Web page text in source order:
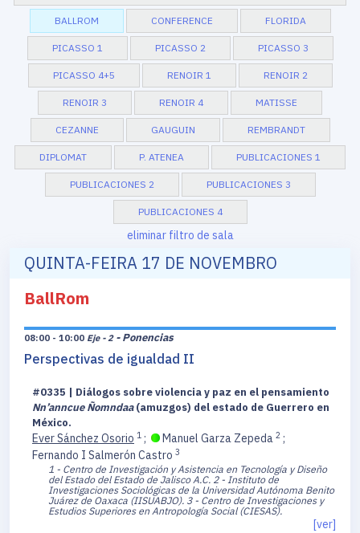
BALLROM CONFERENCE FLORIDA
PICASSO 1 PICASSO 2 PICASSO 3
PICASSO 4+5 RENOIR 1 RENOIR 2
RENOIR 3 RENOIR 4 MATISSE
CEZANNE GAUGUIN REMBRANDT
DIPLOMAT P. ATENEA PUBLICACIONES 1
PUBLICACIONES 2 PUBLICACIONES 3
PUBLICACIONES 4
eliminar filtro de sala
QUINTA-FEIRA 17 DE NOVEMBRO
BallRom
08:00 - 10:00 Eje - 2 - Ponencias
Perspectivas de igualdad II
#0335 | Diálogos sobre violencia y paz en el pensamiento
Nn’anncue Ñomndaa(amuzgos) del estado de Guerrero en
México.
Ever Sánchez Osorio 1 ; Manuel Garza Zepeda 2 ;
Fernando I Salmerón Castro 3
1 - Centro de Investigación y Asistencia en Tecnología y Diseño
del Estado del Estado de Jalisco A.C. 2 - Instituto de
Investigaciones Sociológicas de la Universidad Autónoma Benito
Juárez de Oaxaca (IISUABJO). 3 - Centro de Investigaciones y
Estudios Superiores en Antropología Social (CIESAS).
[ver]